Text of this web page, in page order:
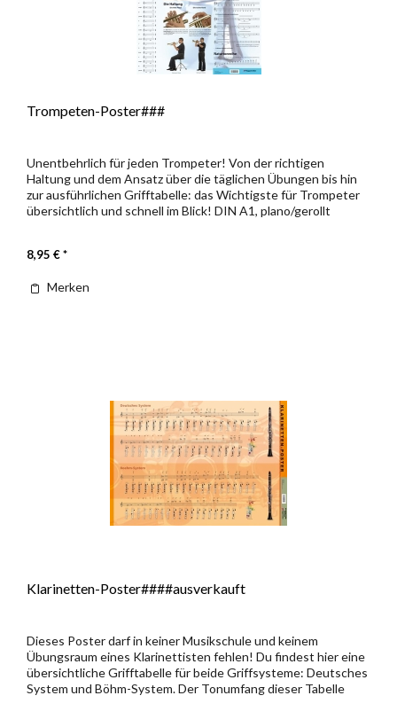
Trompeten-Poster###
Unentbehrlich für jeden Trompeter! Von der richtigen
Haltung und dem Ansatz über die täglichen Übungen bis hin
zur ausführlichen Grifftabelle: das Wichtigste für Trompeter
übersichtlich und schnell im Blick! DIN A1, plano/gerollt
8,95 € *
Merken
Klarinetten-Poster####ausverkauft
Dieses Poster darf in keiner Musikschule und keinem
Übungsraum eines Klarinettisten fehlen! Du findest hier eine
übersichtliche Grifftabelle für beide Griffsysteme: Deutsches
System und Böhm-System. Der Tonumfang dieser Tabelle